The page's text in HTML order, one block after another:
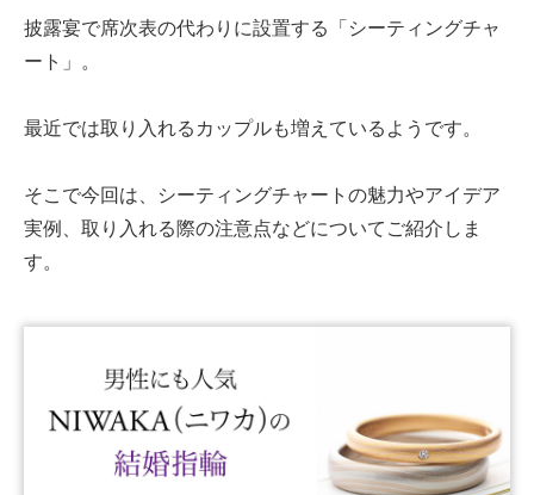
披露宴で席次表の代わりに設置する
「シーティングチャ
ート」
。
最近では取り入れるカップルも増えているようです。
そこで今回は、シーティングチャートの魅力やアイデア
実例、取り入れる際の注意点などについてご紹介しま
す。